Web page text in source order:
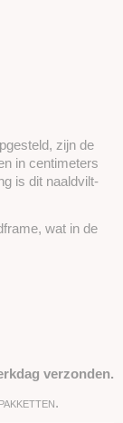
zijn de
in centimeters
is dit naaldvilt-
wat in de
verzonden.